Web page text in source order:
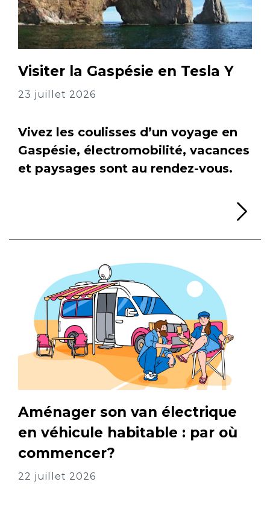
Visiter la Gaspésie en Tesla Y
23 juillet 2026
Vivez les coulisses d’un voyage en
Gaspésie, électromobilité, vacances
et paysages sont au rendez-vous.
Aménager son van électrique
en véhicule habitable : par où
commencer?
22 juillet 2026